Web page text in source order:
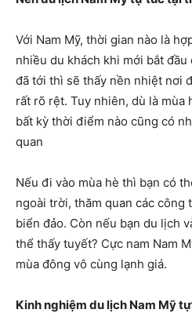
Với Nam Mỹ, thời gian nào là
nhiều du khách khi mới bắt
đã tới thì sẽ thấy nền nhiệt nơi
rất rõ rệt. Tuy nhiên, dù là mùa
bất kỳ thời điểm nào cũng có
quan
Nếu đi vào mùa hè thì bạn có
ngoài trời, thăm quan các
biển đảo. Còn nếu bạn du lịch
thể thấy tuyết? Cực nam Nam
mùa đông vô cùng lạnh giá.
Kinh nghiệm du lịch Nam Mỹ